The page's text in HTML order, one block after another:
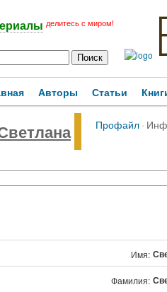
делитесь с миром!
Авторы Статьи
Профайл·
Имя:
Фамилия: